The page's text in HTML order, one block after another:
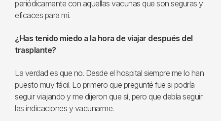
periódicamente con aquellas vacunas que son seguras y
eficaces para mí.
¿Has tenido miedo a la hora de viajar después del
trasplante?
La verdad es que no. Desde el hospital siempre me lo han
puesto muy fácil. Lo primero que pregunté fue si podría
seguir viajando y me dijeron que sí, pero que debía seguir
las indicaciones y vacunarme.